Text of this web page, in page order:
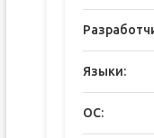
Языки:
ОС: